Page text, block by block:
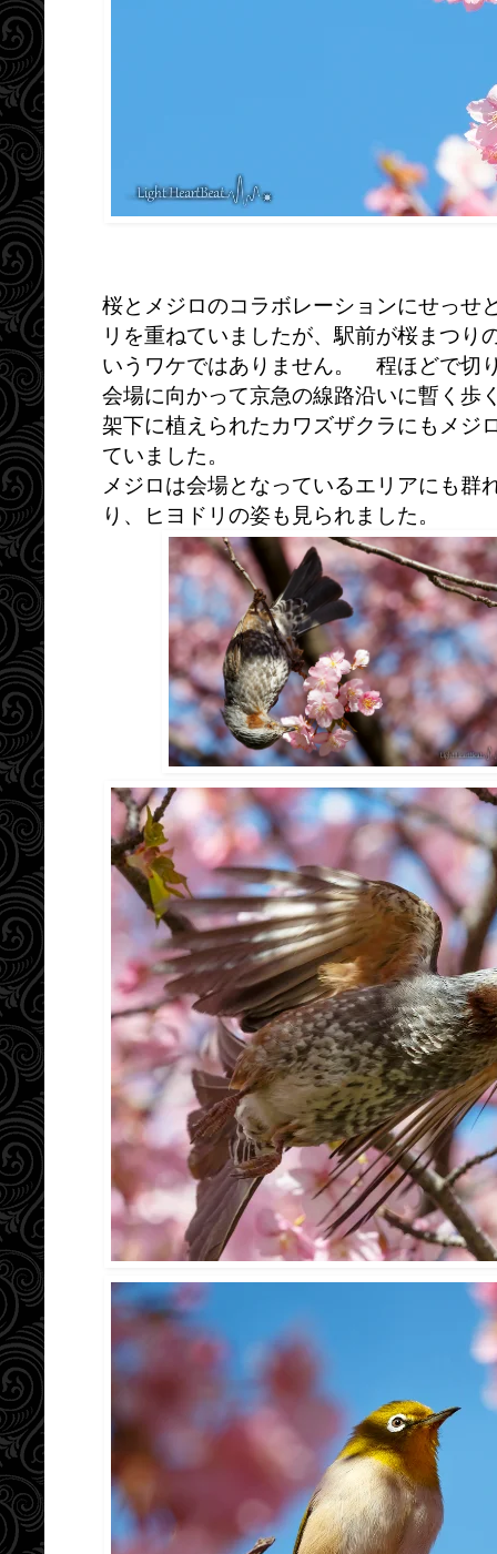
桜とメジロのコラボレーションにせっせ
リを重ねていましたが、駅前が桜まつり
いうワケではありません。 程ほどで切
会場に向かって京急の線路沿いに暫く歩
架下に植えられたカワズザクラにもメジ
ていました。
メジロは会場となっているエリアにも群
り、ヒヨドリの姿も見られました。